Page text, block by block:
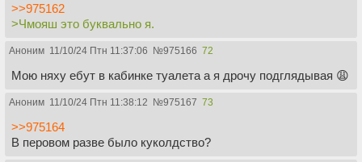
>>975162
>Чмояш это буквально я.
Аноним 11/10/24 Птн 11:37:06 №975166 72
Мою няху ебут в кабинке туалета а я дрочу подглядывая 😩
Аноним 11/10/24 Птн 11:38:12 №975167 73
>>975164
В перовом разве было куколдство?